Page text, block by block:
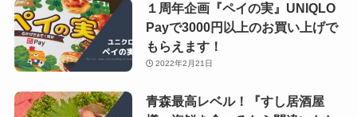
１周年企画『ペイの実』UNIQLO
Payで3000円以上のお買い上げで
もらえます！
2022年2月21日
青森最高レベル！『すし居酒屋